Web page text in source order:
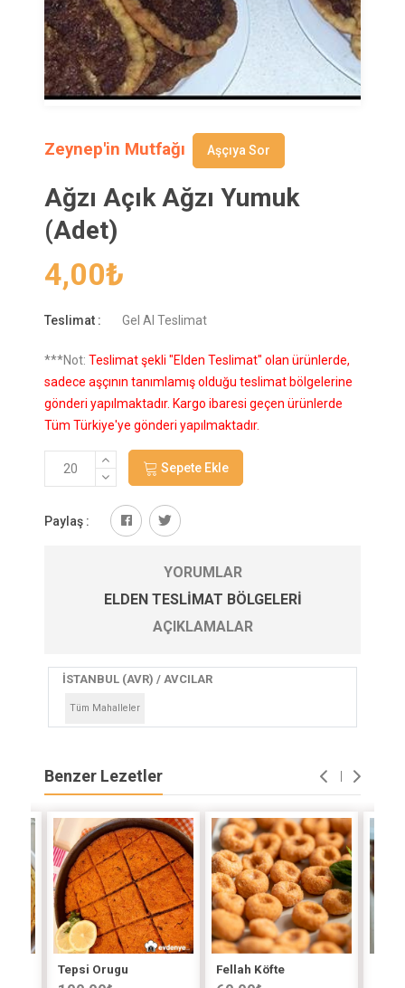
Zeynep'in Mutfağı Aşçıya Sor
Ağzı Açık Ağzı Yumuk
(Adet)
4,00₺
Teslimat : Gel Al Teslimat
***Not: Teslimat şekli "Elden Teslimat" olan ürünlerde,
sadece aşçının tanımlamış olduğu teslimat bölgelerine
gönderi yapılmaktadır. Kargo ibaresi geçen ürünlerde
Tüm Türkiye'ye gönderi yapılmaktadır.
Sepete Ekle
Paylaş :
YORUMLAR
ELDEN TESLIMAT BÖLGELERI
AÇIKLAMALAR
İSTANBUL (AVR) / AVCILAR
Tüm Mahalleler
Benzer Lezetler
Tepsi Orugu Fellah Köfte